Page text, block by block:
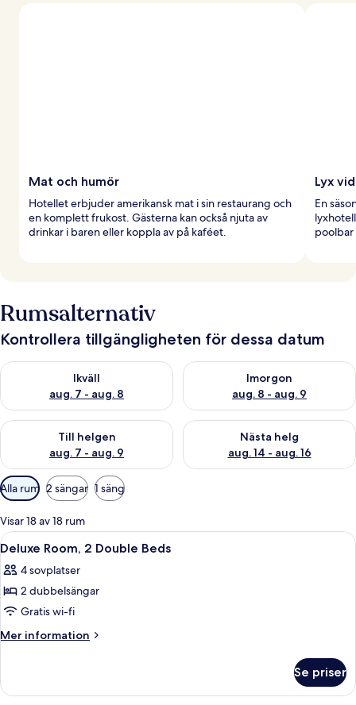
Mat och humör
Hotellet erbjuder amerikansk mat i sin restaurang och
en komplett frukost. Gästerna kan också njuta av
drinkar i baren eller koppla av på kaféet.
Lyx
En
Rumsalternativ
Kontrollera tillgängligheten för dessa datum
Ikväll
aug. 7 - aug. 8
Kontrollera tillgängligheten för ikväll aug. 7 - aug. 8
Imorgon
aug. 8 - aug. 9
Kontrollera tillgängligheten
Till helgen
aug. 7 - aug. 9
Kontrollera tillgängligheten för den här helgen aug. 7 - aug. 9
Nästa helg
aug. 14 - aug. 16
Kontrollera tillgängligheten
Tillgängliga
filter
för
rum
Alla rum 2 sängar 1 säng
Visar 18 av 18 rum
Öppna
alla
foton
för
Deluxe
Room,
Beds
Ett hotellrum med två sängar, ett
11
Deluxe Room, 2 Double Beds
4 sovplatser
2 dubbelsängar
Gratis wi-fi
Mer information
Mer
Room,
Se priser